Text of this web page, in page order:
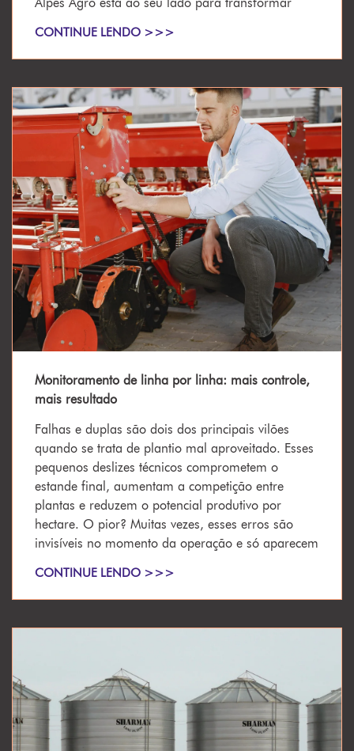
CONTINUE LENDO >>>
Monitoramento de linha por linha: mais controle,
mais resultado
Falhas e duplas são dois dos principais vilões
quando se trata de plantio mal aproveitado. Esses
pequenos deslizes técnicos comprometem o
estande final, aumentam a competição entre
plantas e reduzem o potencial produtivo por
hectare. O pior? Muitas vezes, esses erros são
invisíveis no momento da operação e só aparecem
CONTINUE LENDO >>>